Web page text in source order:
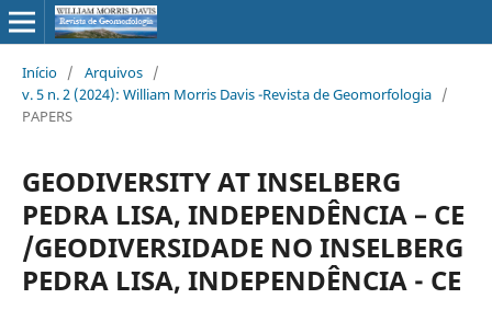
Início / Arquivos /
v. 5 n. 2 (2024): William Morris Davis -Revista de Geomorfologia /
PAPERS
GEODIVERSITY AT INSELBERG
PEDRA LISA, INDEPENDÊNCIA – CE
/GEODIVERSIDADE NO INSELBERG
PEDRA LISA, INDEPENDÊNCIA - CE